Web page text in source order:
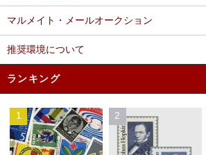
マルメイト・メールオークション
推奨環境について
ランキング
1 2